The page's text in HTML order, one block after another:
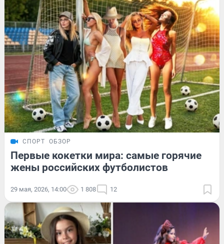
СПОРТ ОБЗОР
Первые кокетки мира: самые горячие
жены российских футболистов
29 мая, 2026, 14:00 1 808 12